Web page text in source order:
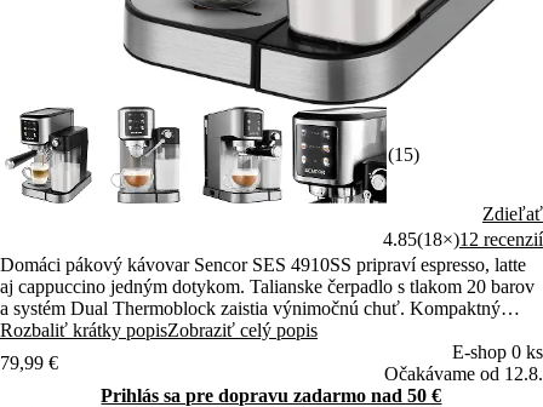
(15)
Zdieľať
4.85(18×)12 recenzií
Domáci pákový kávovar Sencor SES 4910SS pripraví espresso, latte
aj cappuccino jedným dotykom. Talianske čerpadlo s tlakom 20 barov
a systém Dual Thermoblock zaistia výnimočnú chuť. Kompaktný
dizajn sa hodí aj do malej kuchyne.
Rozbaliť krátky popisZobraziť celý popis
79,99 €
E-shop 0 ks
Očakávame od 12.8.
Prihlás sa pre dopravu zadarmo nad 50 €